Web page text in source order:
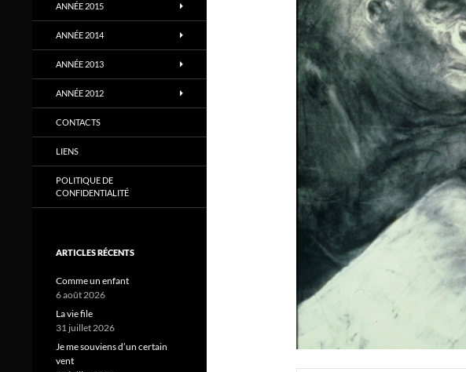
ANNÉE 2015
ANNÉE 2014
ANNÉE 2013
ANNÉE 2012
CONTACTS
LIENS
POLITIQUE DE
CONFIDENTIALITÉ
ARTICLES RÉCENTS
Comme un enfant
6 août 2026
La vie file
31 juillet 2026
Je me souviens d’un certain
vent